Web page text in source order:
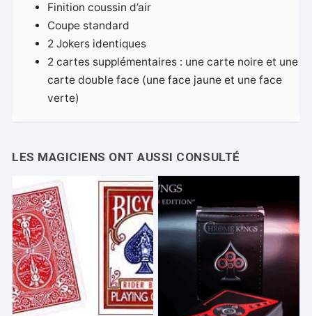
Finition coussin d’air
Coupe standard
2 Jokers identiques
2 cartes supplémentaires : une carte noire et une
carte double face (une face jaune et une face
verte)